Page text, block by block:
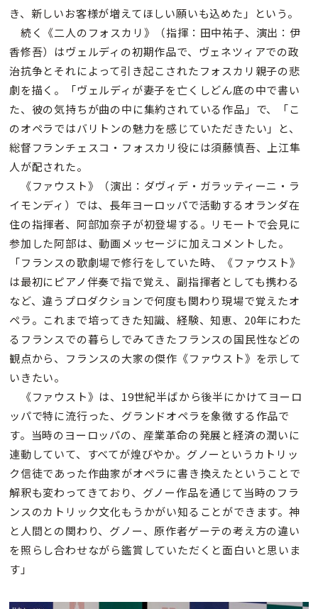
き、新しいお客様が増えてほしい願いも込めた」という。
続く《二人のフォスカリ》（指揮：田中祐子、演出：伊
香修吾）はヴェルディの初期作品で、ヴェネツィアでの政
治抗争とそれによって引き起こされたフォスカリ親子の悲
劇を描く。「ヴェルディが妻子を亡くしどん底の中で書い
た、彼の気持ちが曲の中に集約されている作品」で、「こ
のオペラではバリトンの魅力を感じていただきたい」と、
総督フランチェスコ・フォスカリ役には須藤慎吾、上江隼
人が配された。
《ファウスト》（演出：ダヴィデ・ガラッティーニ・ラ
イモンディ）では、長年ヨーロッパで活動するオランダ在
住の指揮者、阿部加奈子が初登場する。リモートで会見に
参加した阿部は、動画メッセージに加えコメントした。
「フランスの歌劇場で修行をしていた時、《ファウスト》
は最初にピアノ伴奏で指で覚え、副指揮者としても携わる
など、違うプロダクションで何度も関わり現場で覚えたオ
ペラ。これまで培ってきた知識、経験、知恵、20年にわた
るフランスでの暮らしでみてきたフランスの国民性などの
観点から、フランスの大家の傑作《ファウスト》を示して
いきたい。
《ファウスト》は、19世紀半ばから後半にかけてヨーロ
ッパで特に流行った、グランドオペラを象徴する作品で
す。当時のヨーロッパの、産業革命の発展と経済の潤いに
連動していて、すべてが煌びやか。グノーというカトリッ
ク信徒であった作曲家がオペラに書き換えたということで
解釈も変わってきており、グノー作品を通じて当時のフラ
ンスのカトリック文化もうかがい知ることができます。神
と人間との関わり、グノー、原作者ゲーテの考え方の違い
を照らし合わせながら鑑賞していただくと面白いと思いま
す」